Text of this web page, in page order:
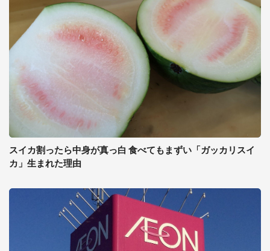
スイカ割ったら中身が真っ白 食べてもまずい「ガッカリスイ
カ」生まれた理由